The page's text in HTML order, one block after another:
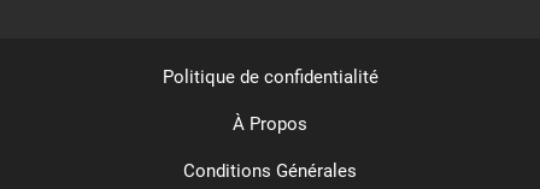
Politique de confidentialité
À Propos
Conditions Générales